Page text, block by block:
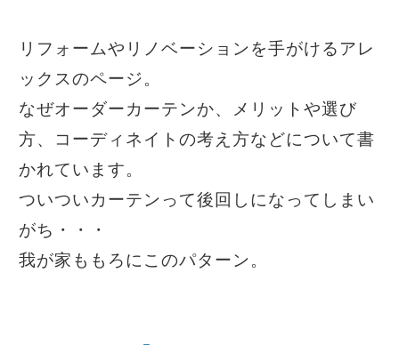
リフォームやリノベーションを手がけるアレ
ックスのページ。
なぜオーダーカーテンか、メリットや選び
方、コーディネイトの考え方などについて書
かれています。
ついついカーテンって後回しになってしまい
がち・・・
我が家ももろにこのパターン。